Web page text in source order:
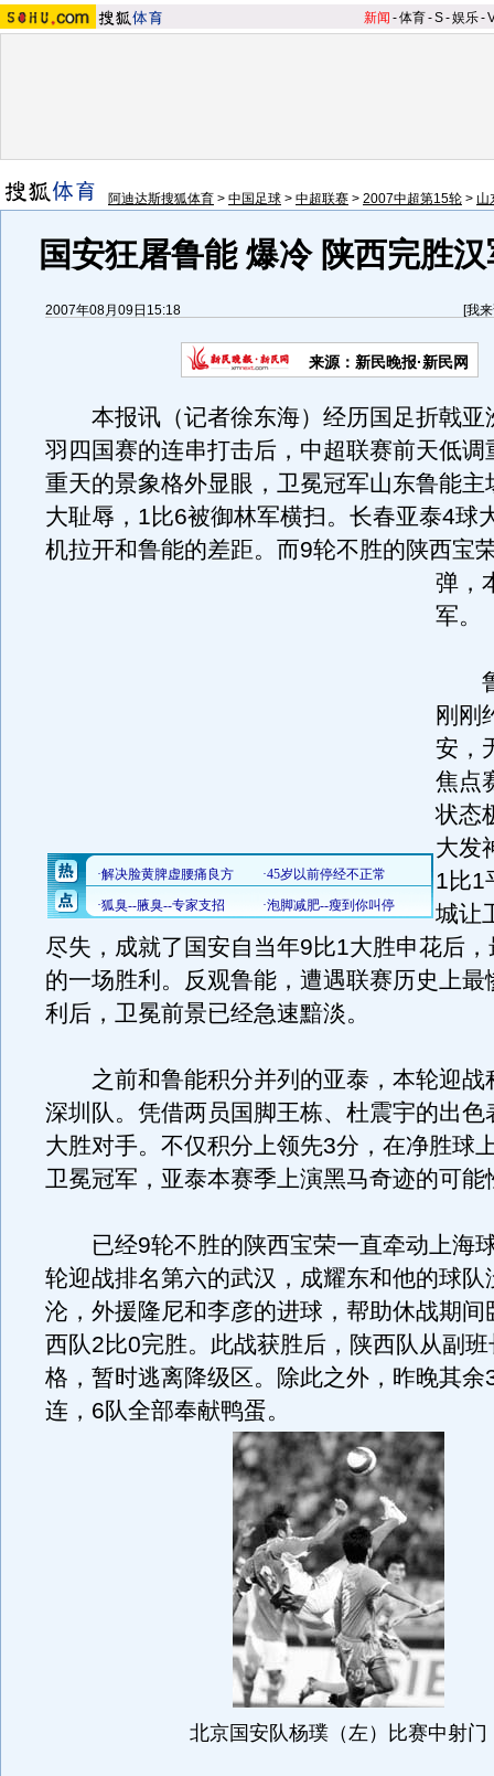
新闻 -体育-S-娱乐-
阿迪达斯搜狐体育 > 中国足球 > 中超联赛 > 2007中超第15轮 > 山
国安狂屠鲁能 爆冷 陕西完胜
2007年08月09日15:18 [我
来源：新民晚报·新民网
本报讯（记者徐东海）经历国足折戟亚
羽四国赛的连串打击后，中超联赛前天低调
重天的景象格外显眼，卫冕冠军山东鲁能主
大耻辱，1比6被御林军横扫。长春亚泰4球
机拉开和鲁能的差距。 而9轮不胜的陕西宝
弹，
军。
鲁
刚刚
安，
焦点
状态
大发
1比1
城让
尽失，成就了国安自当年9比1大胜申花后
的一场胜利。反观鲁能，遭遇联赛历史上最
利后，卫冕前景已经急速黯淡。
之前和鲁能积分并列的亚泰，本轮迎战
深圳队。凭借两员国脚王栋、杜震宇的出色
大胜对手。不仅积分上领先3分，在净胜球
卫冕冠军，亚泰本赛季上演黑马奇迹的可能
已经9轮不胜的陕西宝荣一直牵动上海
轮迎战排名第六的武汉，成耀东和他的球队
沦，外援隆尼和李彦的进球，帮助休战期间
西队2比0完胜。此战获胜后，陕西队从副
格，暂时逃离降级区。除此之外，昨晚其余
连，6队全部奉献鸭蛋。
北京国安队杨璞（左）比赛中射门